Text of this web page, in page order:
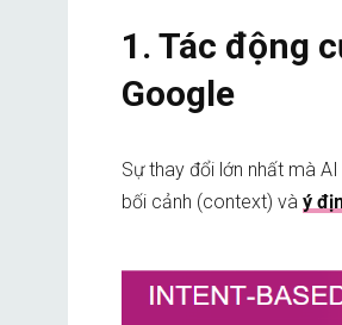
1. Tác động
Google
Sự thay đổi lớn nhất mà
bối cảnh (context) và ý